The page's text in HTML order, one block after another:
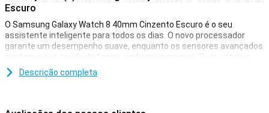
Escuro
O Samsung Galaxy Watch 8 40mm Cinzento Escuro é o seu
assistente inteligente para todos os dias. O novo processador
garante um desempenho suave, enquanto os sensores avançados
medem a sua saúde de forma ainda mais precisa. Quer esteja a
fazer exercício, a trabalhar ou a relaxar, este smartwatch adapta-
se sem esforço. Com o seu tamanho compacto e design elegante,
Descrição completa